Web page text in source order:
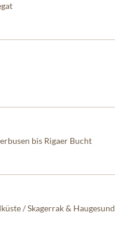
bis Rigaer Bucht
/ Skagerrak & Haugesund